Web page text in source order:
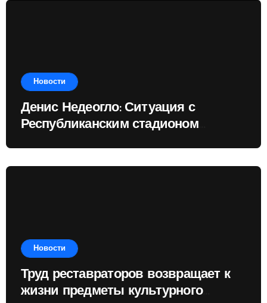
Новости
Денис Недеогло: Ситуация с
Республиканским стадионом
Новости
Труд реставраторов возвращает к
жизни предметы культурного